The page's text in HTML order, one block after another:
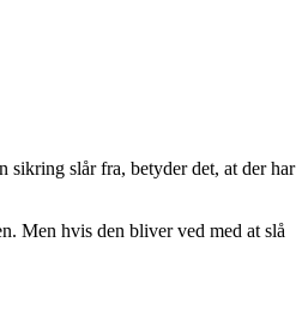
slår fra, betyder det, at der har
Men hvis den bliver ved med at slå